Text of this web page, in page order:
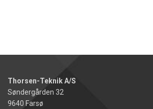
Thorsen-Teknik A/S
Søndergården 32
9640 Farsø